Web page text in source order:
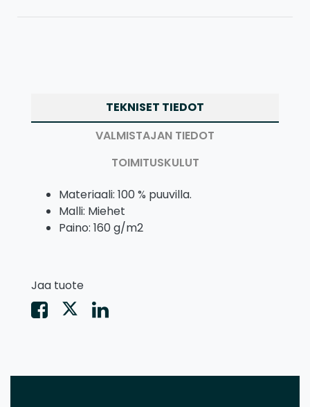
TEKNISET TIEDOT
VALMISTAJAN TIEDOT
TOIMITUSKULUT
Materiaali: 100 % puuvilla.
Malli: Miehet
Paino: 160 g/m2
Jaa tuote